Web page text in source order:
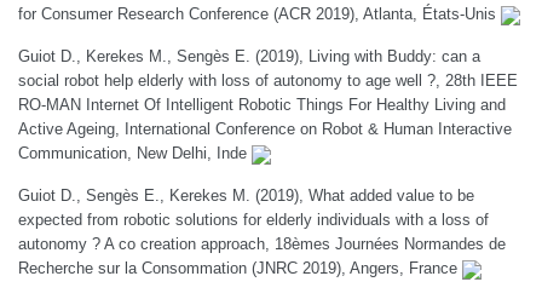
for Consumer Research Conference (ACR 2019), Atlanta, États-Unis
Guiot D., Kerekes M., Sengès E. (2019), Living with Buddy: can a
social robot help elderly with loss of autonomy to age well ?, 28th IEEE
RO-MAN Internet Of Intelligent Robotic Things For Healthy Living and
Active Ageing, International Conference on Robot & Human Interactive
Communication, New Delhi, Inde
Guiot D., Sengès E., Kerekes M. (2019), What added value to be
expected from robotic solutions for elderly individuals with a loss of
autonomy ? A co creation approach, 18èmes Journées Normandes de
Recherche sur la Consommation (JNRC 2019), Angers, France